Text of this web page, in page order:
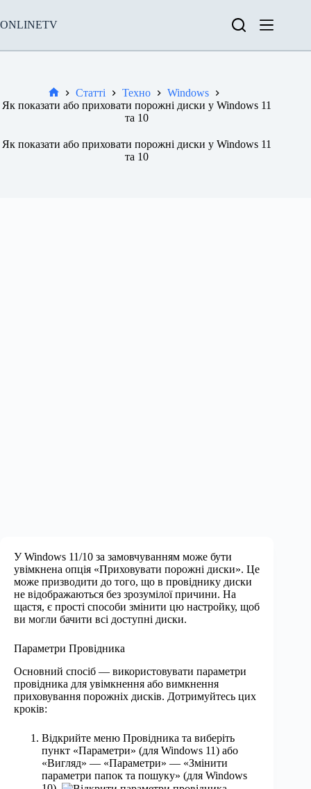
вмісту
ONLINETV
Новини
Статті Техно
Windows
Як показати або приховати порожні диски у Windows 11
та 10
Як показати або приховати порожні диски у Windows 11
та 10
У Windows 11/10 за замовчуванням може бути
увімкнена опція «Приховувати порожні диски». Це
може призводити до того, що в провіднику диски
не відображаються без зрозумілої причини. На
щастя, є прості способи змінити цю настройку, щоб
ви могли бачити всі доступні диски.
Параметри Провідника
Основний спосіб — використовувати параметри
провідника для увімкнення або вимкнення
приховування порожніх дисків. Дотримуйтесь цих
кроків:
Відкрийте меню Провідника та виберіть
пункт «Параметри» (для Windows 11) або
«Вигляд» — «Параметри» — «Змінити
параметри папок та пошуку» (для Windows